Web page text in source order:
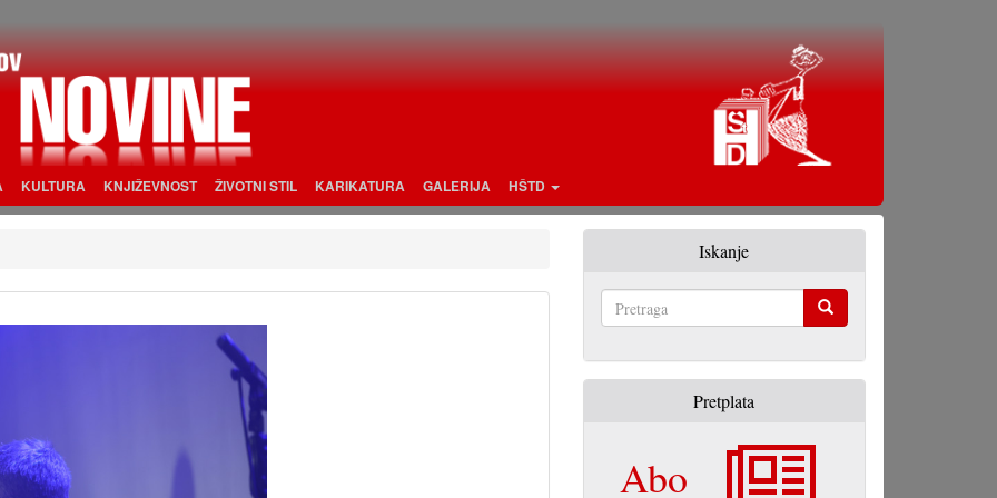
KULTURA KNJIŽEVNOST ŽIVOTNI STIL KARIKATURA GALERIJA HŠTD
Iskanje
Pretplata
Abo